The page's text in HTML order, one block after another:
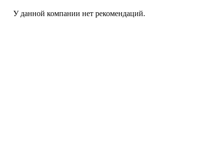
У данной компании нет рекомендаций.